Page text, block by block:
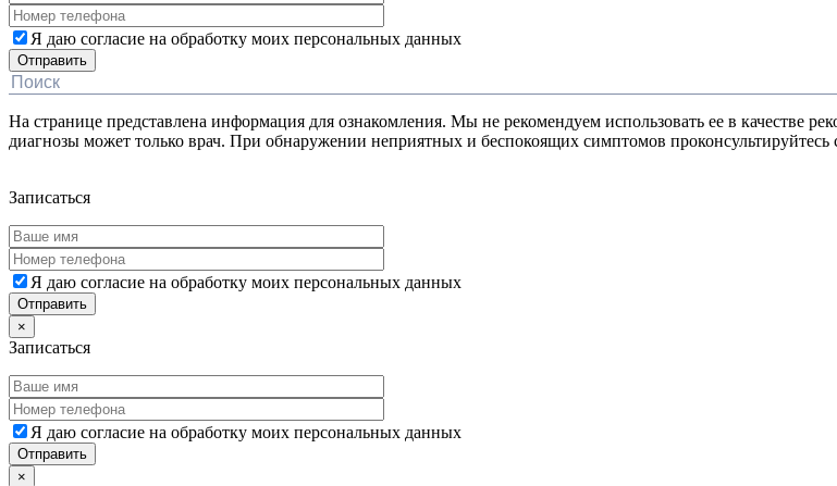
Я даю согласие на обработку моих персональных данных
На странице представлена информация для ознакомления. Мы не рекомендуем использовать ее в качестве
диагнозы может только врач. При обнаружении неприятных и беспокоящих симптомов
Записаться
Я даю согласие на обработку моих персональных данных
×
Записаться
Я даю согласие на обработку моих персональных данных
×